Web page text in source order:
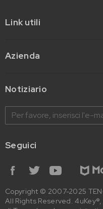
Link utili
Azienda
Notiziario
Seguici
Copyright © 2007-2025
All Rights Reserved.